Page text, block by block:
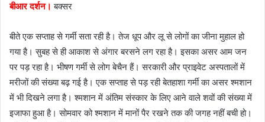
i
l
बीआर दर्शन। बक्सर
बीते एक सप्ताह से गर्मी सता रही है। तेज धूप और लू से लोगों का जीना मुहाल हो
गया है। सुबह से ही आकाश से अंगार बरसने लग रहा है। इसका असर आम जन
पर पड़ रहा है। भीषण गर्मी से लोग बेचैन हैं। सरकारी और प्राइवेट अस्पतालों में
मरीजों की संख्या बढ़ गई है। एक सप्ताह से पड़ रही बेतहाशा गर्मी का असर श्मशान
में भी दिखने लगा है। श्मशान में अंतिम संस्कार के लिए आने वाले शवों की संख्या में
इजाफा हुआ है। सोमवार को श्मशान में मानों पैर रखने तक की जगह नहीं बची हो।